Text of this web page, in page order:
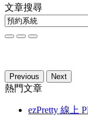
文章搜尋
Previous Next
熱門文章
ezPretty 線上